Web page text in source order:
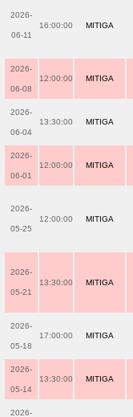
2026-
06-11
16:00:00 MITIGA
2026-
06-08
12:00:00 MITIGA
2026-
06-04
13:30:00 MITIGA
2026-
06-01
12:00:00 MITIGA
2026-
05-25
12:00:00 MITIGA
2026-
05-21
13:30:00 MITIGA
2026-
05-18
17:00:00 MITIGA
2026-
05-14
13:30:00 MITIGA
2026-